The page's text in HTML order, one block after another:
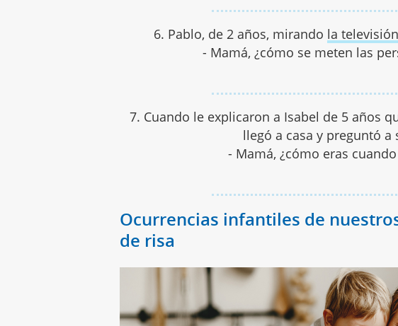
6. Pablo, de 2 años, mirando la televisión
- Mamá, ¿cómo se meten las
7. Cuando le explicaron a Isabel de 5 años
llegó a casa y preguntó a
- Mamá, ¿cómo eras
Ocurrencias infantiles de
de risa